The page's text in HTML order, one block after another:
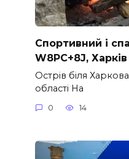
Спортивний і
W8PC+8J, Харків
Острів біля
області На
0 14